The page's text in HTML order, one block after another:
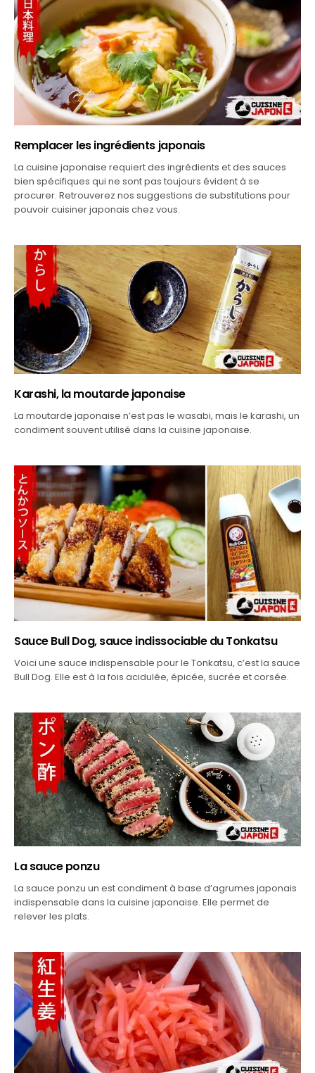
Remplacer les ingrédients japonais
La cuisine japonaise requiert des ingrédients et des sauces
bien spécifiques qui ne sont pas toujours évident à se
procurer. Retrouverez nos suggestions de substitutions pour
pouvoir cuisiner japonais chez vous.
Karashi, la moutarde japonaise
La moutarde japonaise n’est pas le wasabi, mais le karashi, un
condiment souvent utilisé dans la cuisine japonaise.
Sauce Bull Dog, sauce indissociable du Tonkatsu
Voici une sauce indispensable pour le Tonkatsu, c’est la sauce
Bull Dog. Elle est à la fois acidulée, épicée, sucrée et corsée.
La sauce ponzu
La sauce ponzu un est condiment à base d’agrumes japonais
indispensable dans la cuisine japonaise. Elle permet de
relever les plats.